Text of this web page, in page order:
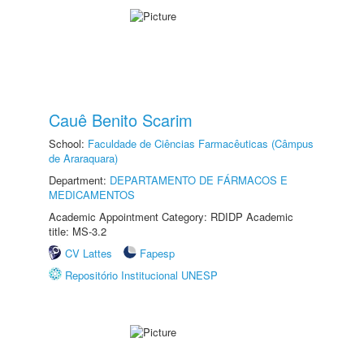
Cauê Benito Scarim
School: Faculdade de Ciências Farmacêuticas (Câmpus
de Araraquara)
Department: DEPARTAMENTO DE FÁRMACOS E
MEDICAMENTOS
Academic Appointment Category: RDIDP Academic
title: MS-3.2
CV Lattes
Fapesp
Repositório Institucional UNESP